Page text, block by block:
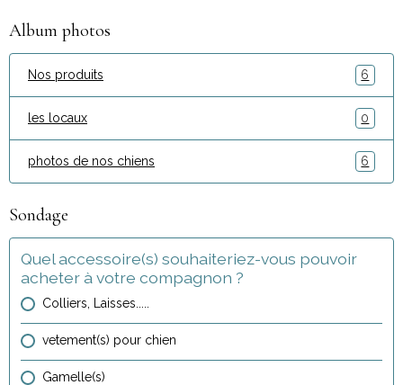
Album photos
Nos produits 6
les locaux 0
photos de nos chiens 6
Sondage
Quel accessoire(s) souhaiteriez-vous pouvoir
acheter à votre compagnon ?
Colliers, Laisses.....
vetement(s) pour chien
Gamelle(s)